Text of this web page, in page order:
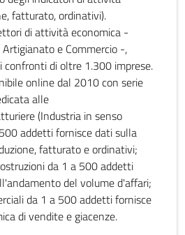
fatturato, ordinativi).
di attività economica -
e Commercio -,
confronti di oltre 1.300 imprese.
online dal 2010 con serie
alle
(Industria in senso
addetti fornisce dati sulla
fatturato e ordinativi;
da 1 a 500 addetti
del volume d'affari;
da 1 a 500 addetti fornisce
di vendite e giacenze.